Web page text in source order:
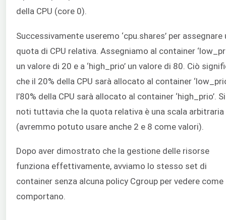
della CPU (core 0).
Successivamente useremo ‘cpu.shares’ per assegnare
quota di CPU relativa. Assegniamo al container
un valore di 20 e a ‘high_prio’ un valore di 80. Ciò
che il 20% della CPU sarà allocato al container
l’80% della CPU sarà allocato al container ‘high_prio’. Si
noti tuttavia che la quota relativa è una scala arbitraria
(avremmo potuto usare anche 2 e 8 come valori).
Dopo aver dimostrato che la gestione delle risorse
funziona effettivamente, avviamo lo stesso set di
container senza alcuna policy Cgroup per vedere come
comportano.